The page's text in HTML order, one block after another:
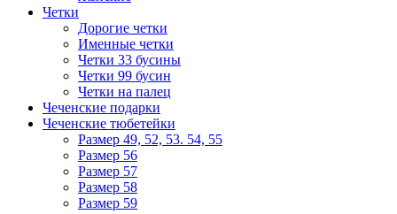
Четки
Дорогие четки
Именные четки
Четки 33 бусины
Четки 99 бусин
Четки на палец
Чеченские подарки
Чеченские тюбетейки
Размер 49, 52, 53. 54, 55
Размер 56
Размер 57
Размер 58
Размер 59